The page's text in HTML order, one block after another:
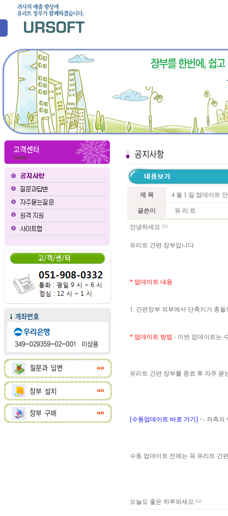
제 목 4 월 1 일 업데이트
글쓴이 유 리 트
안녕하세요 ^^
유리트 간편 장부입니다
* 업데이트 내용
1. 간편장부 외부에서 단축키가 충
* 업데이트 방법 - 이번 업데이트는
유리트 간편 장부를 종료 후 자주
[수동업데이트 바로 가기] <- 좌측의
수동 업데이트 전에는 꼭 유리트 간
오늘도 좋은 하루되세요 ^^